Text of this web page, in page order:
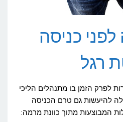
כניסה
רגל
לפרק הזמן בו מתנהלים הליכי
להיעשות גם טרם הכניסה
המבוצעות מתוך כוונת מרמה: